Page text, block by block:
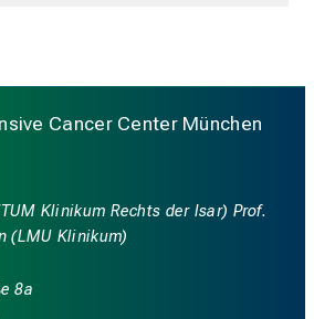
Cancer Center München
Klinikum Rechts der Isar) Prof.
(LMU Klinikum)
8a